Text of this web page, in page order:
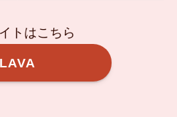
トはこちら
LAVA